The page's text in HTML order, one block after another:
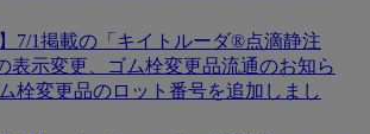
】7/1掲載の「キイトルーダ®点滴静注
表示変更、ゴム栓変更品流通のお知ら
栓変更品のロット番号を追加しまし